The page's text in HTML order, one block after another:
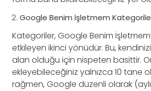
Google Benim İşletmem
Kategoriler, Google Benim
etkileyen ikinci yönüdür. Bu,
alan olduğu için nispeten basittir.
ekleyebileceğiniz yalnızca 10 tane
rağmen, Google düzenli olarak